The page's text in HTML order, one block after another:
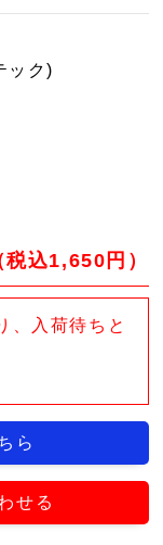
ック)
込1,650円）
、入荷待ちと
ら
せる